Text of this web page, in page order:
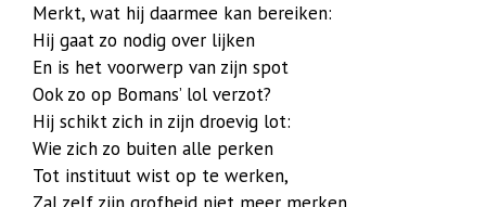
Merkt, wat hij daarmee kan bereiken:
Hij gaat zo nodig over lijken
En is het voorwerp van zijn spot
Ook zo op Bomans’ lol verzot?
Hij schikt zich in zijn droevig lot:
Wie zich zo buiten alle perken
Tot instituut wist op te werken,